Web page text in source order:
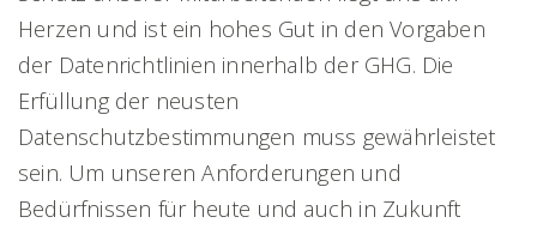
Herzen und ist ein hohes Gut in den Vorgaben
der Datenrichtlinien innerhalb der GHG. Die
Erfüllung der neusten
Datenschutzbestimmungen muss gewährleistet
sein. Um unseren Anforderungen und
Bedürfnissen für heute und auch in Zukunft